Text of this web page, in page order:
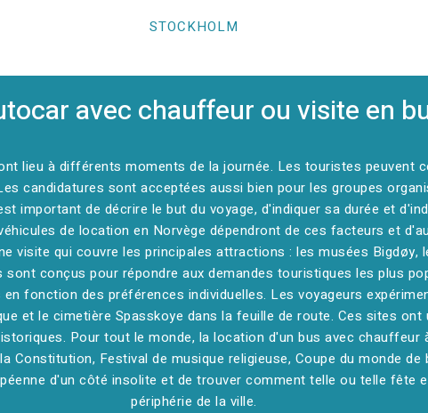
STOCKHOLM
avec chauffeur ou visite en
lieu à différents moments de la journée. Les touristes peuvent
candidatures sont acceptées aussi bien pour les groupes
important de décrire le but du voyage, d'indiquer sa durée et
de location en Norvège dépendront de ces facteurs et
visite qui couvre les principales attractions : les musées Bigdøy,
sont conçus pour répondre aux demandes touristiques les plus
fonction des préférences individuelles. Les voyageurs
et le cimetière Spasskoye dans la feuille de route. Ces sites
Pour tout le monde, la location d'un bus avec chauffeur
Constitution, Festival de musique religieuse, Coupe du monde
d'un côté insolite et de trouver comment telle ou telle fête
périphérie de la ville.